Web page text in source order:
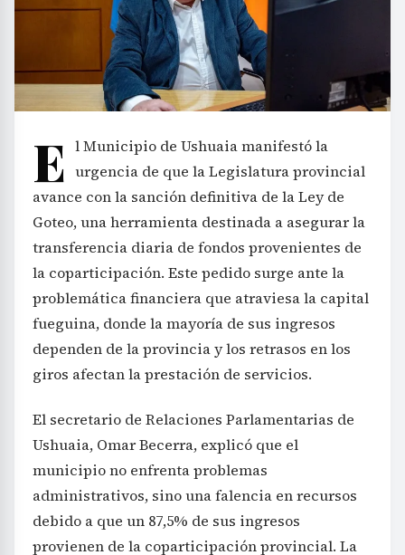
E l Municipio de Ushuaia manifestó la
urgencia de que la Legislatura provincial
avance con la sanción definitiva de la Ley de
Goteo, una herramienta destinada a asegurar la
transferencia diaria de fondos provenientes de
la coparticipación. Este pedido surge ante la
problemática financiera que atraviesa la capital
fueguina, donde la mayoría de sus ingresos
dependen de la provincia y los retrasos en los
giros afectan la prestación de servicios.
El secretario de Relaciones Parlamentarias de
Ushuaia, Omar Becerra, explicó que el
municipio no enfrenta problemas
administrativos, sino una falencia en recursos
debido a que un 87,5% de sus ingresos
provienen de la coparticipación provincial. La